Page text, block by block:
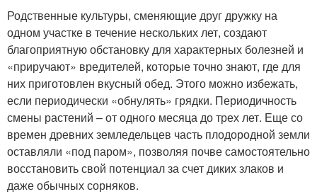
Родственные культуры, сменяющие друг дружку на
одном участке в течение нескольких лет, создают
благоприятную обстановку для характерных болезней и
«приручают» вредителей, которые точно знают, где для
них приготовлен вкусный обед. Этого можно избежать,
если периодически «обнулять» грядки. Периодичность
смены растений – от одного месяца до трех лет. Еще со
времен древних земледельцев часть плодородной земли
оставляли «под паром», позволяя почве самостоятельно
восстановить свой потенциал за счет диких злаков и
даже обычных сорняков.